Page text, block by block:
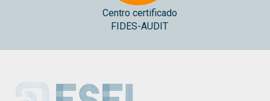
Centro certificado
FIDES-AUDIT
ESEI